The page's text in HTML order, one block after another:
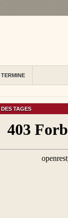
TERMINE
TAGES